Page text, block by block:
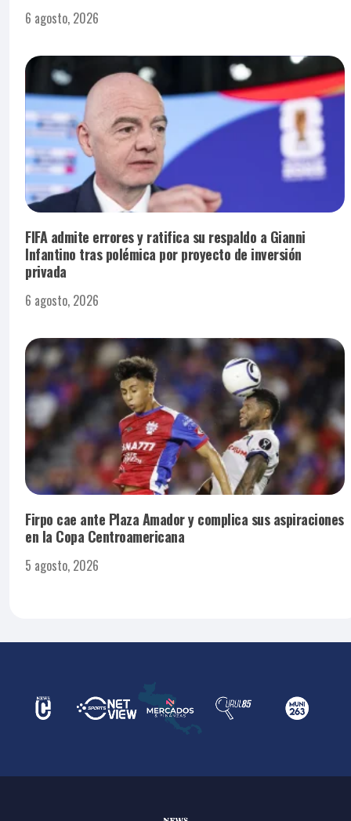
6 agosto, 2026
FIFA admite errores y ratifica su respaldo a Gianni
Infantino tras polémica por proyecto de inversión
privada
6 agosto, 2026
Firpo cae ante Plaza Amador y complica sus aspiraciones
en la Copa Centroamericana
5 agosto, 2026